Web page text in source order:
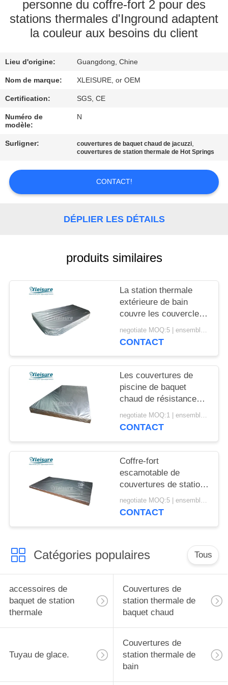
CONTROL
CONTACT
REQUEST
A
QUOTE
PLAN
DU
SITE
personne du coffre-fort 2 pour des
stations thermales d'Inground adaptent
la couleur aux besoins du client
Lieu d'origine: Guangdong, Chine
Nom de marque: XLEISURE, or OEM
Certification: SGS, CE
Numéro de
modèle:
N
Surligner: couvertures de baquet chaud de jacuzzi,
couvertures de station thermale de Hot Springs
CONTACT!
DÉPLIER LES DÉTAILS
produits similaires
La station thermale
extérieure de bain
couvre les couvercles
thermiques R élevé -
valeur de baquet chaud
negotiate MOQ:5 | ensemble 100
CONTACT
Les couvertures de
piscine de baquet
chaud de résistance
thermique ont
augmenté le matériel
negotiate MOQ:1 | ensemble 100
CONTACT
Coffre-fort
escamotable de
couvertures de station
thermale de bain de
vinyle flottant la
negotiate MOQ:5 | ensemble 100
CONTACT
Catégories populaires Tous
accessoires de
baquet de station
thermale
Couvertures de
station thermale de
baquet chaud
Tuyau de glace.
Couvertures de
station thermale de
bain